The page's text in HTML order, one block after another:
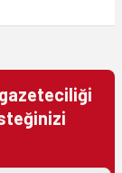
gazeteciliği